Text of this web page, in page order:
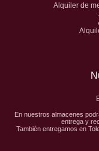
Alquiler de
En nuestros almacenes
entrega y
También entregamos en